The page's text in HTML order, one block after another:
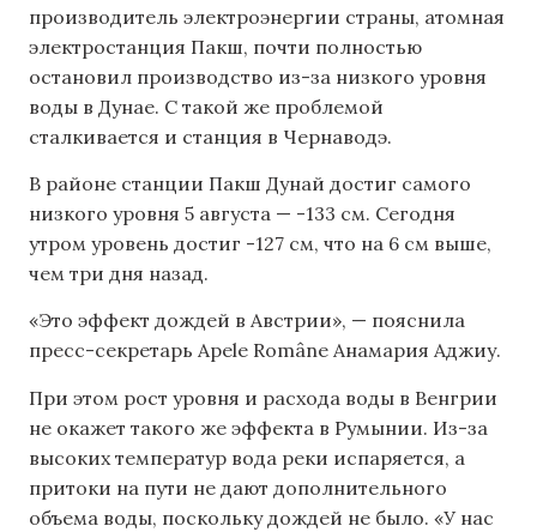
производитель электроэнергии страны, атомная
электростанция Пакш, почти полностью
остановил производство из-за низкого уровня
воды в Дунае. С такой же проблемой
сталкивается и станция в Чернаводэ.
В районе станции Пакш Дунай достиг самого
низкого уровня 5 августа — -133 см. Сегодня
утром уровень достиг -127 см, что на 6 см выше,
чем три дня назад.
«Это эффект дождей в Австрии», — пояснила
пресс-секретарь Apele Române Анамария Аджиу.
При этом рост уровня и расхода воды в Венгрии
не окажет такого же эффекта в Румынии. Из-за
высоких температур вода реки испаряется, а
притоки на пути не дают дополнительного
объема воды, поскольку дождей не было. «У нас